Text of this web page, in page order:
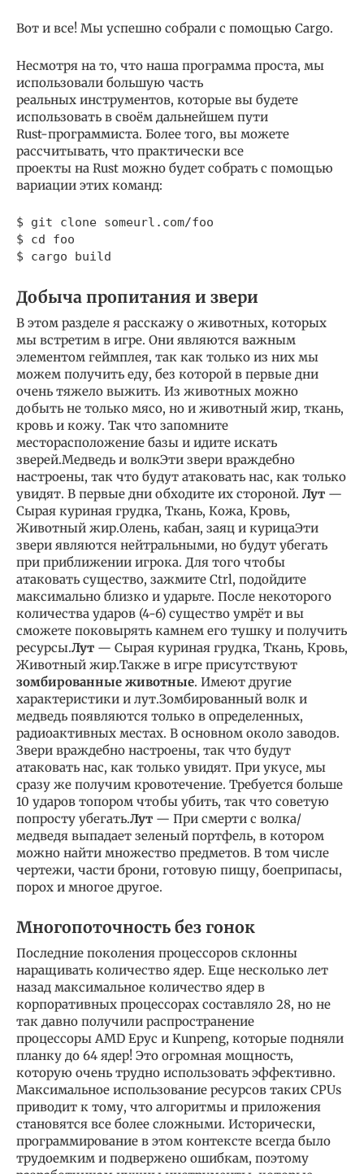
Вот и все! Мы успешно собрали с помощью Cargo.
Несмотря на то, что наша программа проста, мы
использовали большую часть
реальных инструментов, которые вы будете
использовать в своём дальнейшем пути
Rust-программиста. Более того, вы можете
рассчитывать, что практически все
проекты на Rust можно будет собрать с помощью
вариации этих команд:
$ git clone someurl.com/foo
$ cd foo
$ cargo build
Добыча пропитания и звери
В этом разделе я расскажу о животных, которых
мы встретим в игре. Они являются важным
элементом геймплея, так как только из них мы
можем получить еду, без которой в первые дни
очень тяжело выжить. Из животных можно
добыть не только мясо, но и животный жир, ткань,
кровь и кожу. Так что запомните
месторасположение базы и идите искать
зверей.Медведь и волкЭти звери враждебно
настроены, так что будут атаковать нас, как только
увидят. В первые дни обходите их стороной. Лут —
Сырая куриная грудка, Ткань, Кожа, Кровь,
Животный жир.Олень, кабан, заяц и курицаЭти
звери являются нейтральными, но будут убегать
при приближении игрока. Для того чтобы
атаковать существо, зажмите Ctrl, подойдите
максимально близко и ударьте. После некоторого
количества ударов (4-6) существо умрёт и вы
сможете поковырять камнем его тушку и получить
ресурсы.Лут — Сырая куриная грудка, Ткань, Кровь,
Животный жир.Также в игре присутствуют
зомбированные животные. Имеют другие
характеристики и лут.Зомбированный волк и
медведь появляются только в определенных,
радиоактивных местах. В основном около заводов.
Звери враждебно настроены, так что будут
атаковать нас, как только увидят. При укусе, мы
сразу же получим кровотечение. Требуется больше
10 ударов топором чтобы убить, так что советую
попросту убегать.Лут — При смерти с волка/
медведя выпадает зеленый портфель, в котором
можно найти множество предметов. В том числе
чертежи, части брони, готовую пищу, боеприпасы,
порох и многое другое.
Многопоточность без гонок
Последние поколения процессоров склонны
наращивать количество ядер. Еще несколько лет
назад максимальное количество ядер в
корпоративных процессорах составляло 28, но не
так давно получили распространение
процессоры AMD Epyc и Kunpeng, которые подняли
планку до 64 ядер! Это огромная мощность,
которую очень трудно использовать эффективно.
Максимальное использование ресурсов таких CPUs
приводит к тому, что алгоритмы и приложения
становятся все более сложными. Исторически,
программирование в этом контексте всегда было
трудоемким и подвержено ошибкам, поэтому